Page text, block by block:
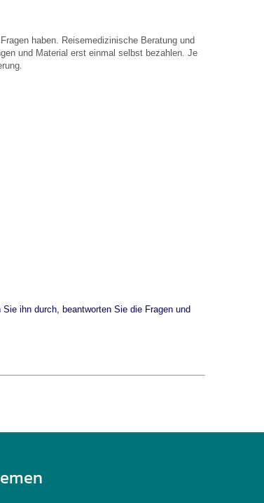
haben. Reisemedizinische Beratung und
und Material erst einmal selbst bezahlen. Je
Sie ihn durch, beantworten Sie die Fragen und